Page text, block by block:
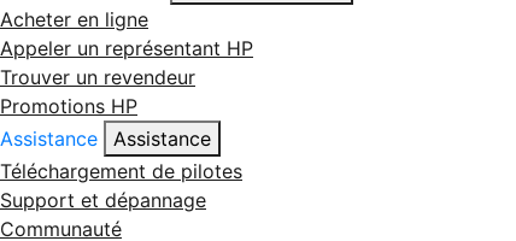
Acheter en ligne
Appeler un représentant HP
Trouver un revendeur
Promotions HP
Assistance
Assistance
Téléchargement de pilotes
Support et dépannage
Communauté